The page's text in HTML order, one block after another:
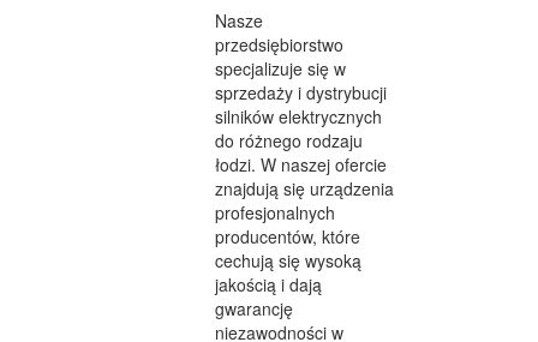
INNE AGENCJE
WIGOR
IMPREZY INTEGRACYJNE
HOBBY
ZAJĘCIA SPORTOWE I REKREACYJNE
PRODUKCJA
INFORMATYCZNE
Nasze
przedsiębiorstwo
specjalizuje się w
sprzedaży i dystrybucji
silników elektrycznych
do różnego rodzaju
łodzi. W naszej ofercie
znajdują się urządzenia
profesjonalnych
producentów, które
cechują się wysoką
jakością i dają
gwarancję
niezawodności w